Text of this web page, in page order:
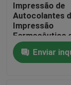
Casa
Produtos
Impressão de
Autocolantes
Impressão
Farmacêutica
rótulos de
de Peptídeo
frascos de 2ml
Enviar